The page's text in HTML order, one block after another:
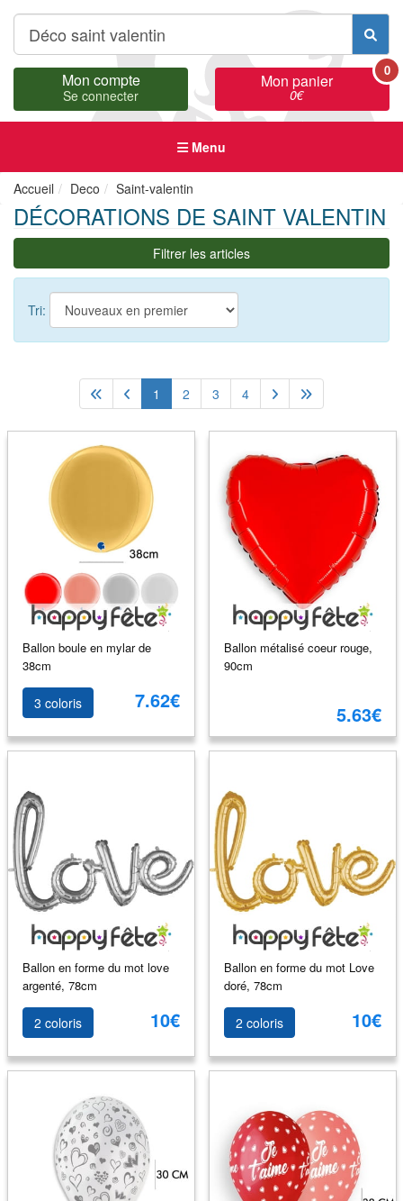
Mon compte
Se connecter
Mon panier
0€
0
Menu
Accueil Deco Saint-valentin
DÉCORATIONS DE SAINT VALENTIN
Filtrer les articles
Tri:
1 2 3 4
Ballon boule en mylar de
38cm
3 coloris 7.62€
Ballon métalisé coeur rouge,
90cm
5.63€
Ballon en forme du mot love
argenté, 78cm
2 coloris 10€
Ballon en forme du mot Love
doré, 78cm
2 coloris 10€